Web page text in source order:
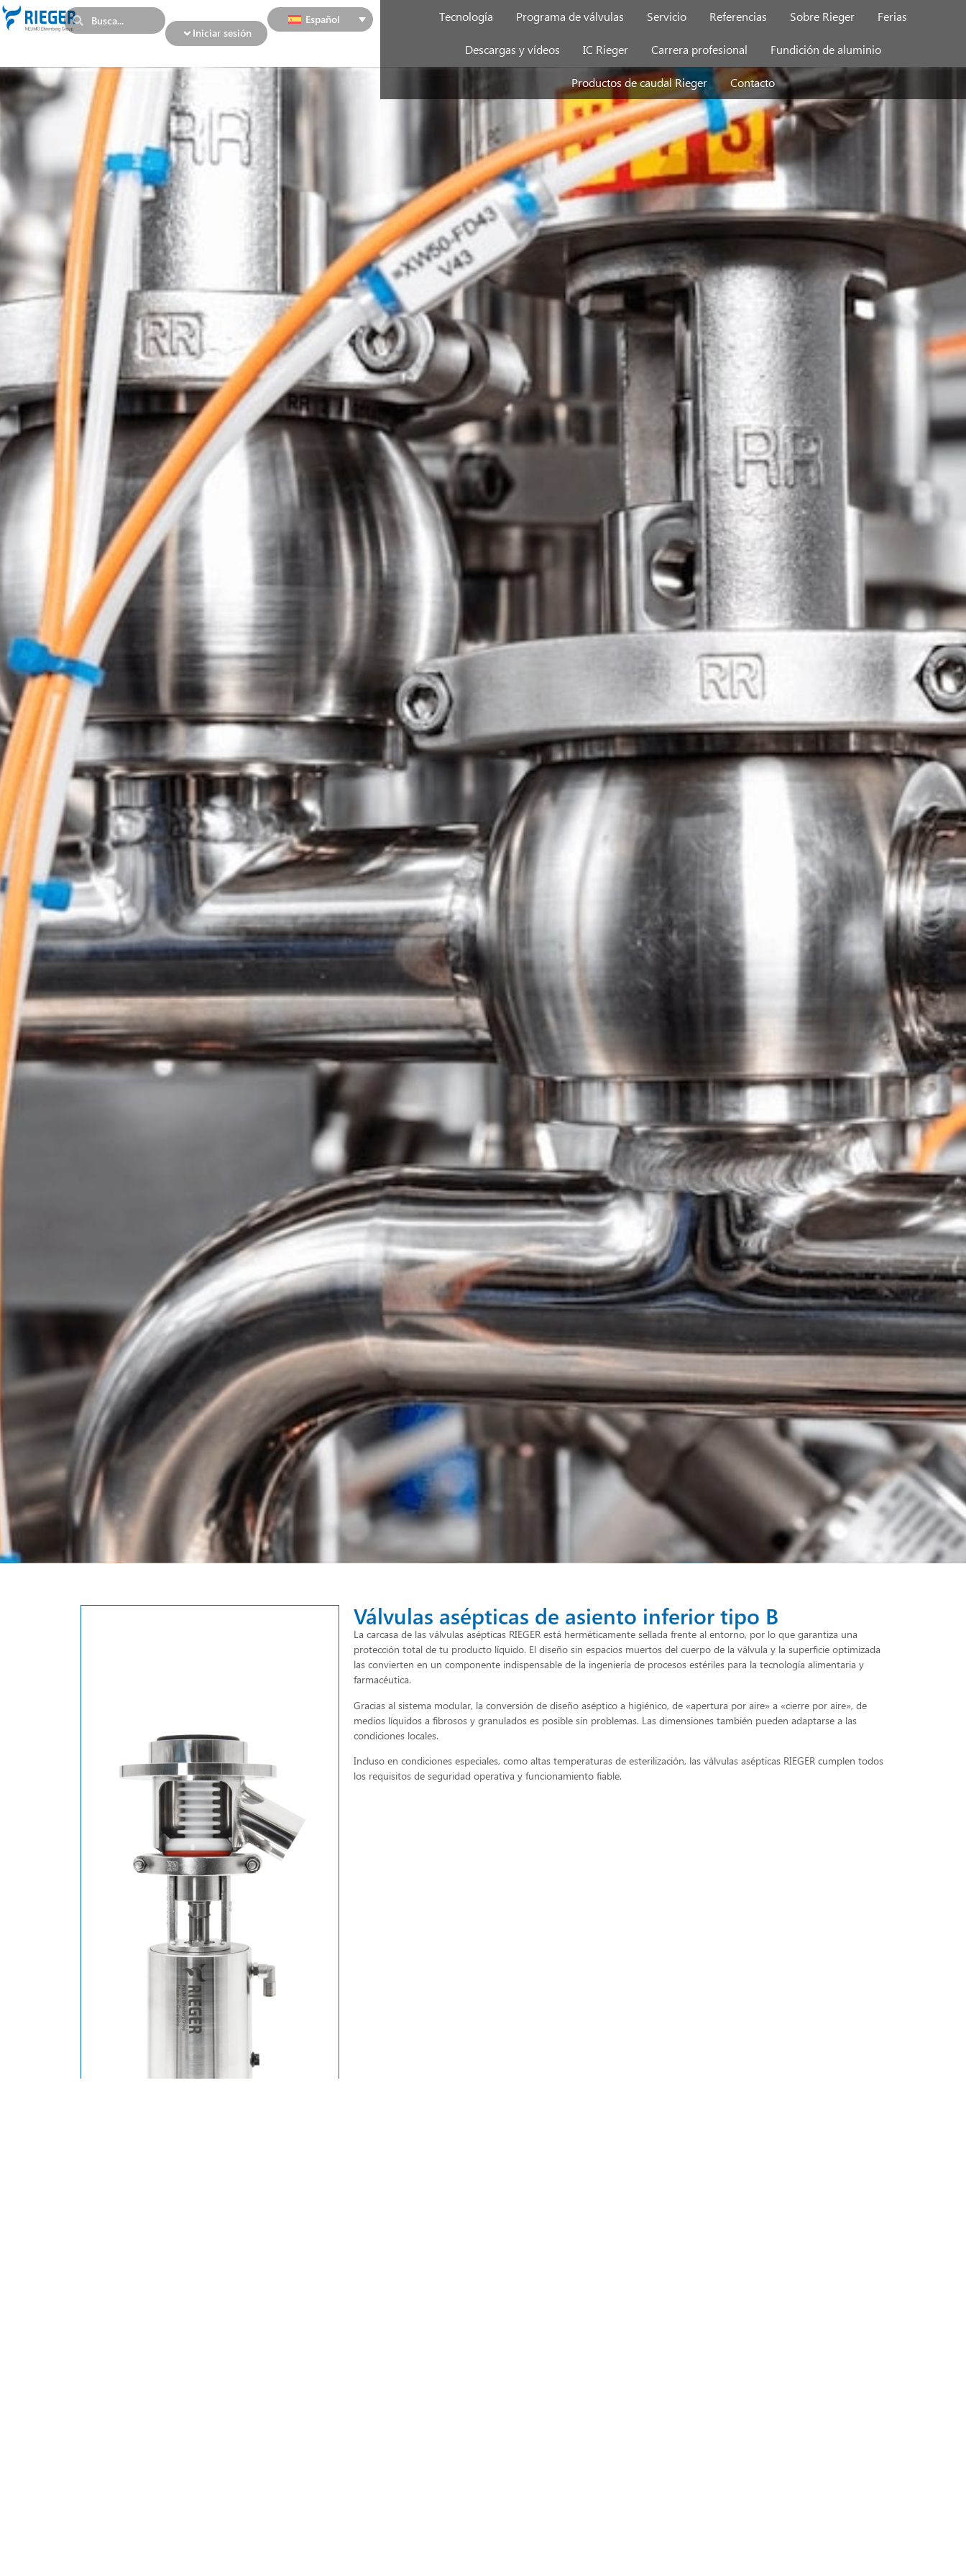
Iniciar sesión
Español Tecnología Programa de válvulas Servicio Referencias Sobre Rieger Ferias
Descargas y vídeos IC Rieger Carrera profesional Fundición de aluminio
Productos de caudal Rieger Contacto
Válvulas asépticas de asiento inferior tipo B
La carcasa de las válvulas asépticas RIEGER está herméticamente sellada frente al entorno, por lo que garantiza una
protección total de tu producto líquido. El diseño sin espacios muertos del cuerpo de la válvula y la superficie optimizada
las convierten en un componente indispensable de la ingeniería de procesos estériles para la tecnología alimentaria y
farmacéutica.
Gracias al sistema modular, la conversión de diseño aséptico a higiénico, de «apertura por aire» a «cierre por aire», de
medios líquidos a fibrosos y granulados es posible sin problemas. Las dimensiones también pueden adaptarse a las
condiciones locales.
Incluso en condiciones especiales, como altas temperaturas de esterilización, las válvulas asépticas RIEGER cumplen todos
los requisitos de seguridad operativa y funcionamiento fiable.